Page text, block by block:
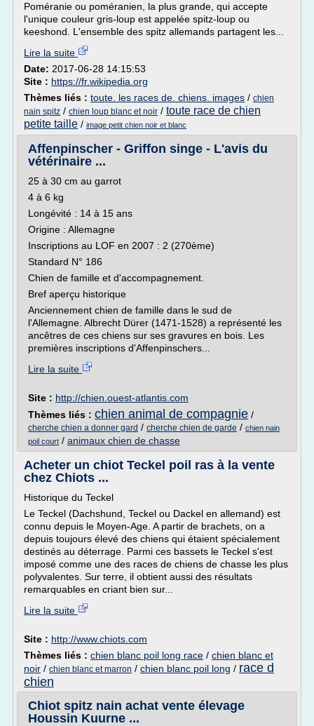
Poméranie ou poméranien, la plus grande, qui accepte
l'unique couleur gris-loup est appelée spitz-loup ou
keeshond. L'ensemble des spitz allemands partagent les...
Lire la suite
Date: 2017-06-28 14:15:53
Site : https://fr.wikipedia.org
Thèmes liés : toute. les races de. chiens. images / chien
nain spitz / chien loup blanc et noir / toute race de chien
petite taille / image petit chien noir et blanc
Affenpinscher - Griffon singe - L'avis du
vétérinaire ...
25 à 30 cm au garrot
4 à 6 kg
Longévité : 14 à 15 ans
Origine : Allemagne
Inscriptions au LOF en 2007 : 2 (270ème)
Standard N° 186
Chien de famille et d'accompagnement.
Bref aperçu historique
Anciennement chien de famille dans le sud de
l'Allemagne. Albrecht Dürer (1471-1528) a représenté les
ancêtres de ces chiens sur ses gravures en bois. Les
premières inscriptions d'Affenpinschers...
Lire la suite
Site : http://chien.ouest-atlantis.com
Thèmes liés : chien animal de compagnie /
cherche chien a donner gard / cherche chien de garde / chien nain
poil court / animaux chien de chasse
Acheter un chiot Teckel poil ras à la vente
chez Chiots ...
Historique du Teckel
Le Teckel (Dachshund, Teckel ou Dackel en allemand) est
connu depuis le Moyen-Age. A partir de brachets, on a
depuis toujours élevé des chiens qui étaient spécialement
destinés au déterrage. Parmi ces bassets le Teckel s'est
imposé comme une des races de chiens de chasse les plus
polyvalentes. Sur terre, il obtient aussi des résultats
remarquables en criant bien sur...
Lire la suite
Site : http://www.chiots.com
Thèmes liés : chien blanc poil long race / chien blanc et
noir / chien blanc et marron / chien blanc poil long / race d
chien
Chiot spitz nain achat vente élevage
Houssin Kuurne ...